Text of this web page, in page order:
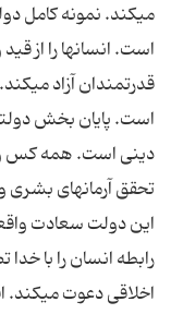
مى‏كند. نمونه كامل
است. انسان‏ها را از
قدرتمندان آزاد
است. پايان بخش
دينى است. همه كس
تحقق آرمان‏هاى
اين دولت سعادت
رابطه انسان را با
اخلاقى دعوت مى‏كند.